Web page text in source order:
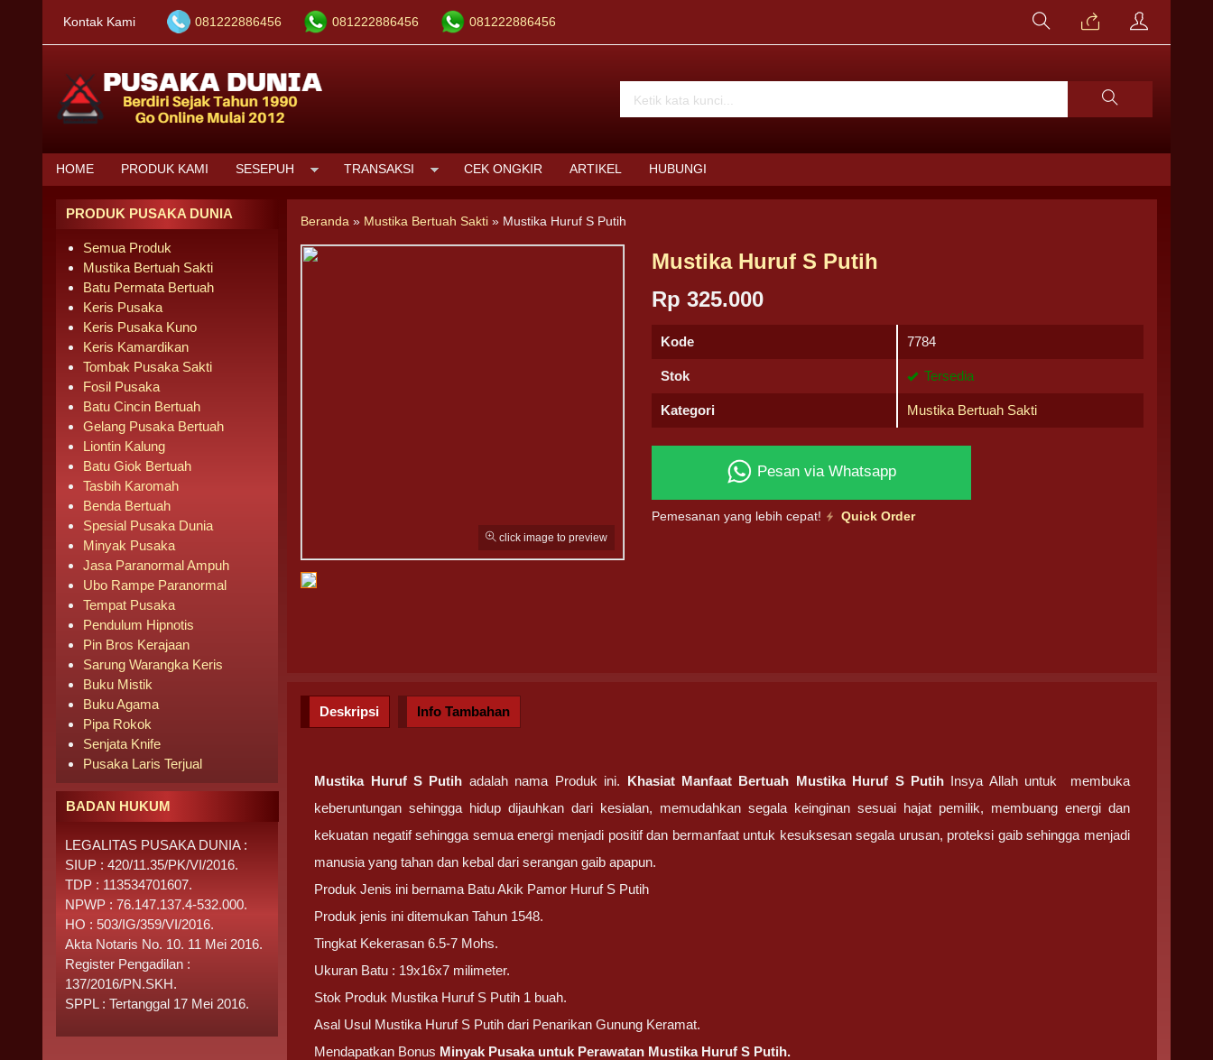
Kontak Kami 081222886456 081222886456 081222886456
HOME PRODUK KAMI SESEPUH TRANSAKSI CEK ONGKIR ARTIKEL HUBUNGI
Beranda » Mustika Bertuah Sakti » Mustika Huruf S Putih
click image to preview
Mustika Huruf S Putih
Rp 325.000
Kode 7784
Stok Tersedia
Kategori Mustika Bertuah Sakti
Pesan via Whatsapp
Pemesanan yang lebih cepat! Quick Order
Deskripsi Info Tambahan
Mustika Huruf S Putih adalah nama Produk ini. Khasiat Manfaat Bertuah Mustika Huruf S PutihInsya Allah untuk membuka
keberuntungan sehingga hidup dijauhkan dari kesialan, memudahkan segala keinginan sesuai hajat pemilik, membuang energi dan
kekuatan negatif sehingga semua energi menjadi positif dan bermanfaat untuk kesuksesan segala urusan, proteksi gaib sehingga menjadi
manusia yang tahan dan kebal dari serangan gaib apapun.
Produk Jenis ini bernama Batu Akik Pamor Huruf S Putih
Produk jenis ini ditemukan Tahun 1548.
Tingkat Kekerasan 6.5-7 Mohs.
Ukuran Batu : 19x16x7 milimeter.
Stok Produk Mustika Huruf S Putih 1 buah.
Asal Usul Mustika Huruf S Putih dari Penarikan Gunung Keramat.
Mendapatkan Bonus Minyak Pusaka untuk Perawatan Mustika Huruf S Putih.
PRODUK PUSAKA DUNIA
Semua Produk
Mustika Bertuah Sakti
Batu Permata Bertuah
Keris Pusaka
Keris Pusaka Kuno
Keris Kamardikan
Tombak Pusaka Sakti
Fosil Pusaka
Batu Cincin Bertuah
Gelang Pusaka Bertuah
Liontin Kalung
Batu Giok Bertuah
Tasbih Karomah
Benda Bertuah
Spesial Pusaka Dunia
Minyak Pusaka
Jasa Paranormal Ampuh
Ubo Rampe Paranormal
Tempat Pusaka
Pendulum Hipnotis
Pin Bros Kerajaan
Sarung Warangka Keris
Buku Mistik
Buku Agama
Pipa Rokok
Senjata Knife
Pusaka Laris Terjual
BADAN HUKUM
LEGALITAS PUSAKA DUNIA :
SIUP : 420/11.35/PK/VI/2016.
TDP : 113534701607.
NPWP : 76.147.137.4-532.000.
HO : 503/IG/359/VI/2016.
Akta Notaris No. 10. 11 Mei 2016.
Register Pengadilan :
137/2016/PN.SKH.
SPPL : Tertanggal 17 Mei 2016.